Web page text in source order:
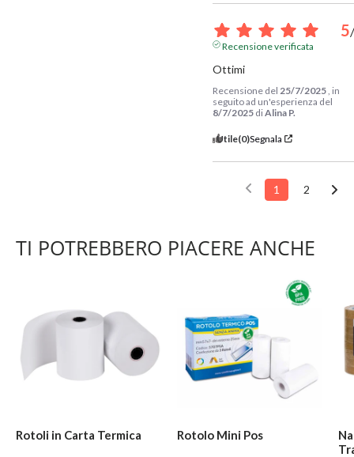
5/
Recensione verificata
Ottimi
Recensione del 25/7/2025 , in
seguito ad un'esperienza del
8/7/2025 diAlina P.
Utile(0)Segnala
1 2
TI POTREBBERO PIACERE ANCHE
Rotoli in Carta Termica Rotolo Mini Pos